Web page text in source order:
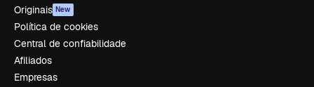
Originais New
Política de cookies
Central de confiabilidade
Afiliados
Empresas